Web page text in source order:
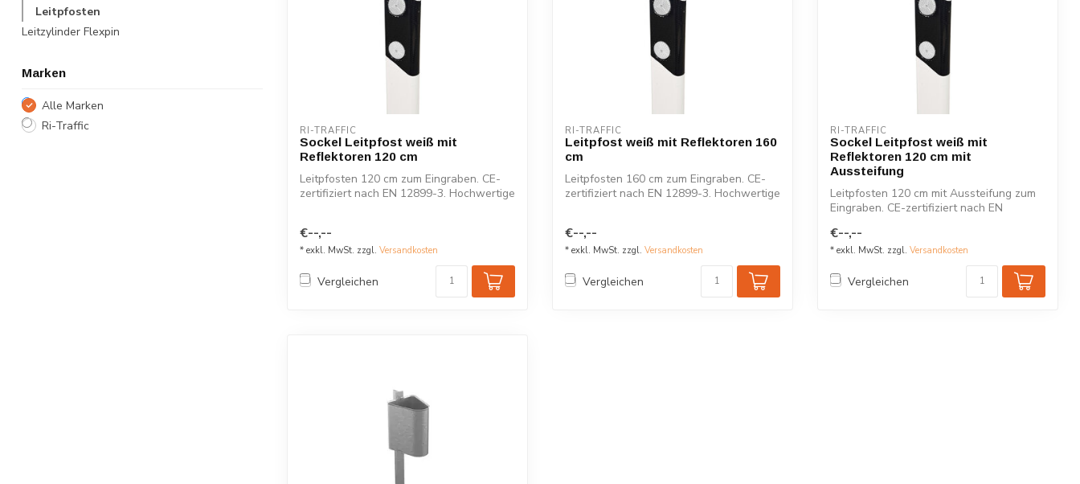
Leitpfosten
Leitzylinder Flexpin
Marken
Alle Marken
Ri-Traffic
RI-TRAFFIC
Sockel Leitpfost weiß mit
Reflektoren 120 cm
Leitpfosten 120 cm zum Eingraben. CE-
zertifiziert nach EN 12899-3. Hochwertige
€--,--
* exkl. MwSt. zzgl. Versandkosten
Vergleichen
RI-TRAFFIC
Leitpfost weiß mit Reflektoren 160
cm
Leitpfosten 160 cm zum Eingraben. CE-
zertifiziert nach EN 12899-3. Hochwertige
€--,--
* exkl. MwSt. zzgl. Versandkosten
Vergleichen
RI-TRAFFIC
Sockel Leitpfost weiß mit
Reflektoren 120 cm mit
Aussteifung
Leitpfosten 120 cm mit Aussteifung zum
Eingraben. CE-zertifiziert nach EN
€--,--
* exkl. MwSt. zzgl. Versandkosten
Vergleichen